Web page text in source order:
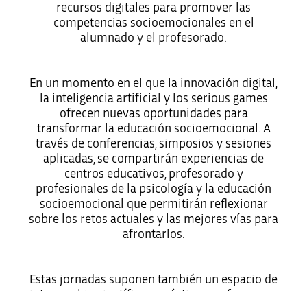
recursos digitales para promover las
competencias socioemocionales en el
alumnado y el profesorado.
En un momento en el que la innovación digital,
la inteligencia artificial y los serious games
ofrecen nuevas oportunidades para
transformar la educación socioemocional. A
través de conferencias, simposios y sesiones
aplicadas, se compartirán experiencias de
centros educativos, profesorado y
profesionales de la psicología y la educación
socioemocional que permitirán reflexionar
sobre los retos actuales y las mejores vías para
afrontarlos.
Estas jornadas suponen también un espacio de